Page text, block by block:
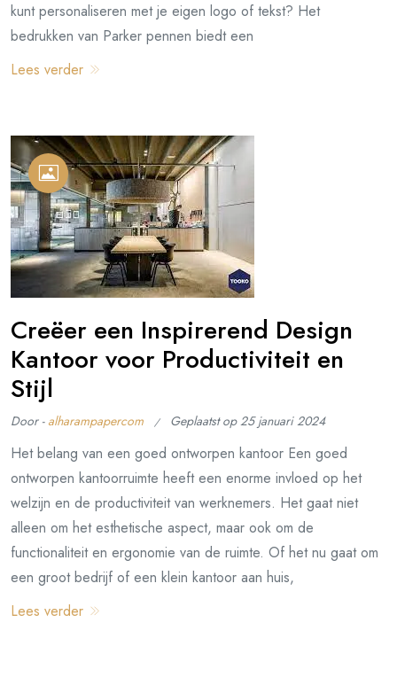
kunt personaliseren met je eigen logo of tekst? Het
bedrukken van Parker pennen biedt een
Lees verder
Creëer een Inspirerend Design
Kantoor voor Productiviteit en
Stijl
Door - alharampapercom Geplaatst op25 januari 2024
Het belang van een goed ontworpen kantoor Een goed
ontworpen kantoorruimte heeft een enorme invloed op het
welzijn en de productiviteit van werknemers. Het gaat niet
alleen om het esthetische aspect, maar ook om de
functionaliteit en ergonomie van de ruimte. Of het nu gaat om
een groot bedrijf of een klein kantoor aan huis,
Lees verder